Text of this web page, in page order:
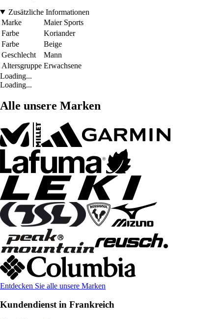
Zusätzliche Informationen
Marke
Maier Sports
Farbe
Koriander
Farbe
Beige
Geschlecht
Mann
Altersgruppe Erwachsene
Loading...
Loading...
Alle unsere Marken
Entdecken Sie alle unsere Marken
Kundendienst in Frankreich